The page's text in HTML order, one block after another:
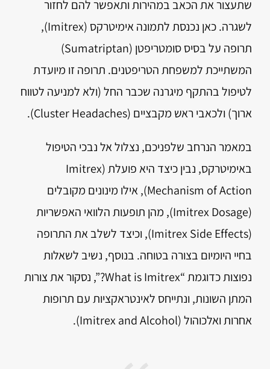
שתעצור את הכאב במהירות ותאפשר להם לחזור
לשגרה. כאן נכנסת לתמונה אימיטרקס (Imitrex),
תרופה על בסיס סומטריפטן (Sumatriptan)
המשתייכת למשפחת הטריפטנים. תרופה זו מיועדת
לטיפול בהתקף מיגרנה שכבר החל (ולא למניעה לטווח
ארוך) ולכאבי ראש מקבציים (Cluster Headaches).
במאמר הנרחב שלפניכם, נצלול אל נבכי הטיפול
באימיטרקס, נבין כיצד היא פועלת (Imitrex
Mechanism of Action), אילו מינונים מקובלים
(Imitrex Dosage), מהן תופעות הלוואי האפשריות
(Imitrex Side Effects), וכיצד לשלב את התרופה
בחיי היומיום בצורה בטוחה. בנוסף, נשיב לשאלות
נפוצות כדוגמת “What is Imitrex?”, נסקור את צורות
המתן השונות, ונתייחס לאינטראקציות עם תרופות
אחרות ואלכוהול (Imitrex and Alcohol).